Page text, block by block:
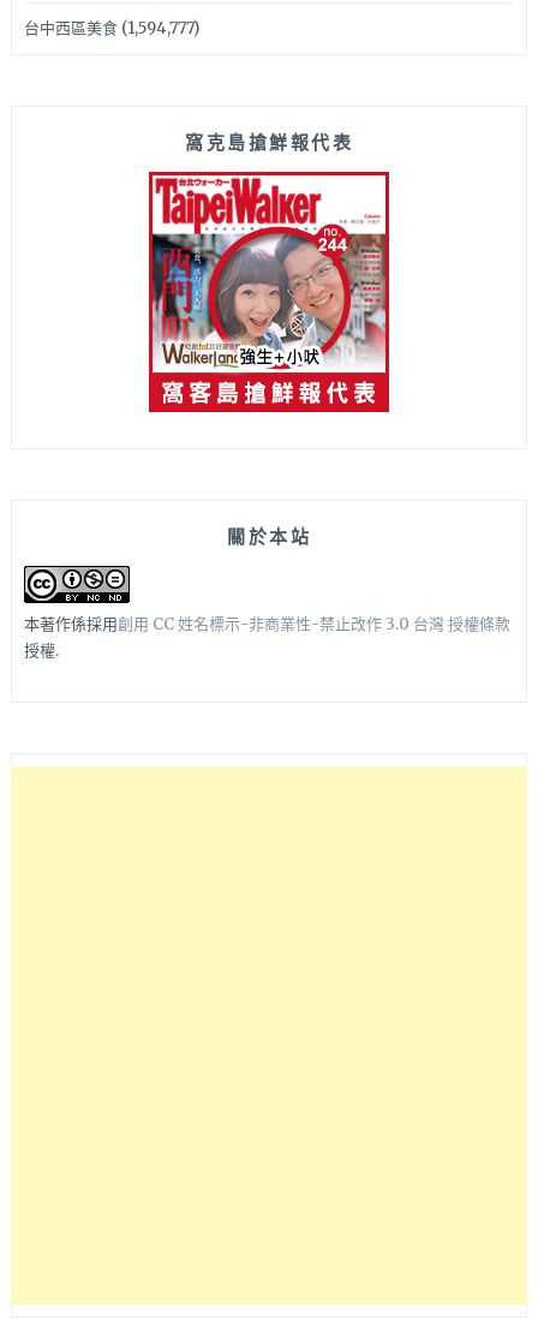
台中西區美食(1,594,777)
窩克島搶鮮報代表
關於本站
本著作係採用創用 CC 姓名標示-非商業性-禁止改作 3.0 台灣 授權條款
授權.